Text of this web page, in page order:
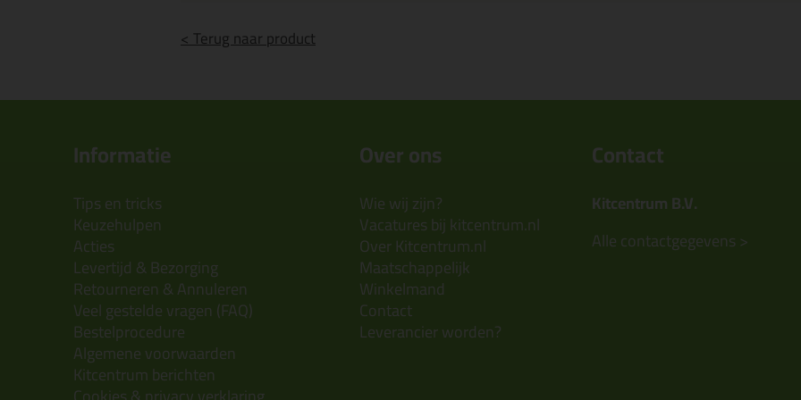
< Terug naar product
Informatie
Tips en tricks
Keuzehulpen
Acties
Levertijd & Bezorging
Retourneren & Annuleren
Veel gestelde vragen (FAQ)
Bestelprocedure
Algemene voorwaarden
Kitcentrum berichten
Over ons
Wie wij zijn?
Vacatures bij kitcentrum.nl
Over Kitcentrum.nl
Maatschappelijk
Winkelmand
Contact
Leverancier worden?
Contact
Kitcentrum B.V.
Alle contactgegevens >